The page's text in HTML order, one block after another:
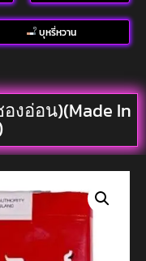
บุหรี่หวาน
งอ่อน)(Made In